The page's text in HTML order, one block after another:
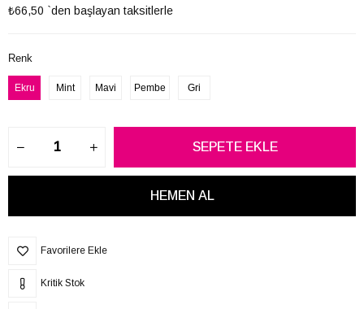
₺66,50 `den başlayan taksitlerle
Renk
Ekru Mint Mavi Pembe Gri
Favorilere Ekle
Kritik Stok